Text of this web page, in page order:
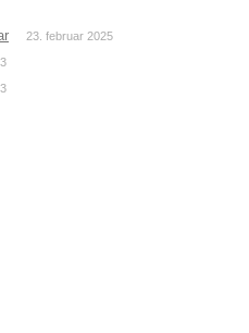
23. februar 2025